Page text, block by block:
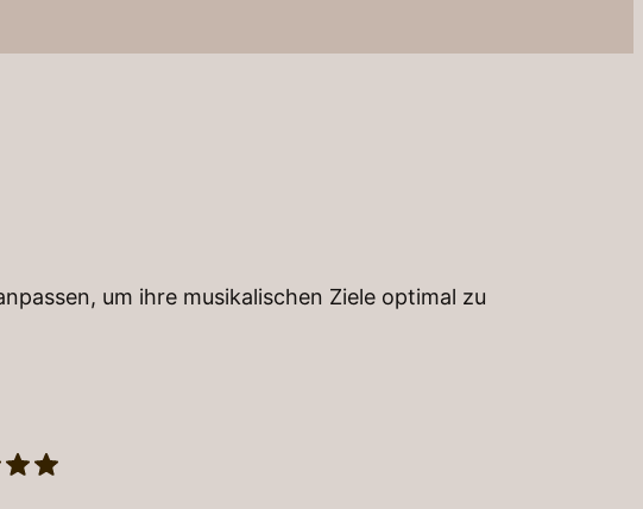
um ihre musikalischen Ziele optimal zu